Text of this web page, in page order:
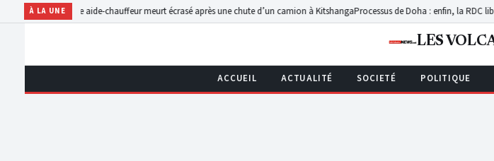
À LA UNE
aide-chauffeur meurt écrasé après une chute d’un camion à KitshangaProcessus de Doha : enfin, la RDC libère 15
ACCUEIL ACTUALITÉ SOCIETÉ POLITIQUE
LES